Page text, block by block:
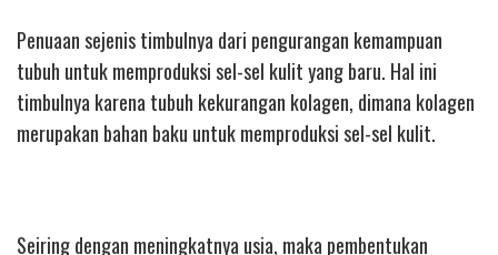
Penuaan sejenis timbulnya dari pengurangan kemampuan
tubuh untuk memproduksi sel-sel kulit yang baru. Hal ini
timbulnya karena tubuh kekurangan kolagen, dimana kolagen
merupakan bahan baku untuk memproduksi sel-sel kulit.
Seiring dengan meningkatnya usia, maka pembentukan